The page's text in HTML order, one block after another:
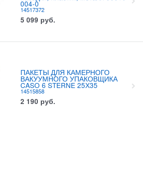
004-0
14517372
5 099 руб.
ПАКЕТЫ ДЛЯ КАМЕРНОГО
ВАКУУМНОГО УПАКОВЩИКА
CASO 6 STERNE 25Х35
14515858
2 190 руб.